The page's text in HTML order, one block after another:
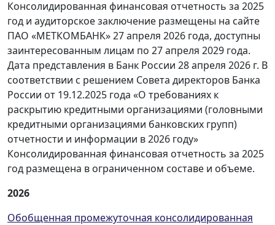
Консолидированная финансовая отчетность за 2025
год и аудиторское заключение размещены на сайте
ПАО «МЕТКОМБАНК» 27 апреля 2026 года, доступны
заинтересованным лицам по 27 апреля 2029 года.
Дата представления в Банк России 28 апреля 2026 г. В
соответствии с решением Совета директоров Банка
России от 19.12.2025 года «О требованиях к
раскрытию кредитными организациями (головными
кредитными организациями банковских групп)
отчетности и информации в 2026 году»
Консолидированная финансовая отчетность за 2025
год размещена в ограниченном составе и объеме.
2026
Обобщенная промежуточная консолидированная